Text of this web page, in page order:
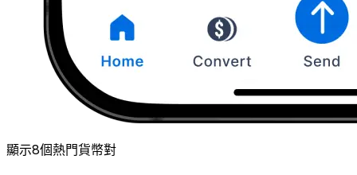
顯示8個熱門貨幣對